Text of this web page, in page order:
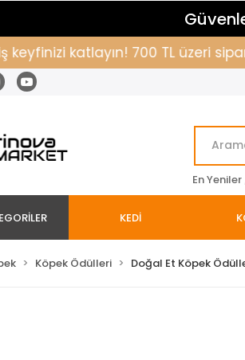
katlayın! 700 TL üzeri
En Yeniler
KEDİ
Köpek Ödülleri Doğal Et Köpek